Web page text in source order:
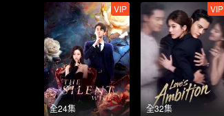
全24集
VIP
全32集
VIP